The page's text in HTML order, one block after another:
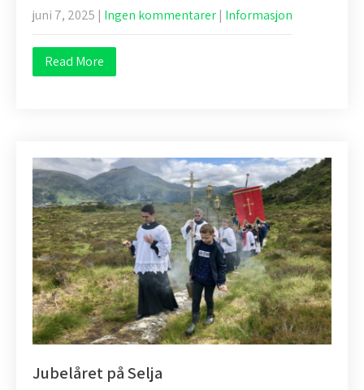
juni 7, 2025 | Ingen kommentarer | Informasjon
Read More
Jubelåret på Selja